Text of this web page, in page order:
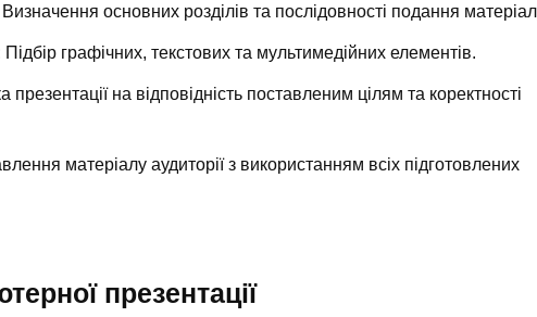
Визначення основних розділів та послідовності подання
Підбір графічних, текстових та мультимедійних елементів.
презентації на відповідність поставленим цілям та коректності
матеріалу аудиторії з використанням всіх підготовлених
презентації